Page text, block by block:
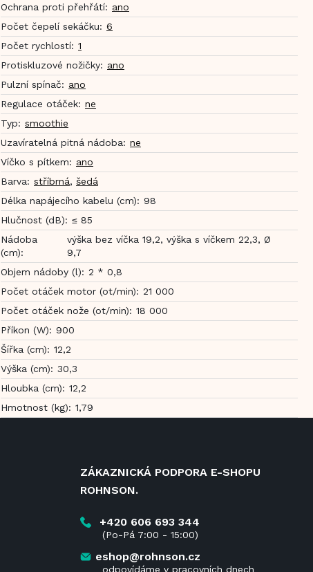
Ochrana proti přehřátí: ano
Počet čepelí sekáčku: 6
Počet rychlostí: 1
Protiskluzové nožičky: ano
Pulzní spínač: ano
Regulace otáček: ne
Typ: smoothie
Uzavíratelná pitná nádoba: ne
Víčko s pítkem: ano
Barva: stříbrná, šedá
Délka napájecího kabelu (cm): 98
Hlučnost (dB): ≤ 85
Nádoba
(cm):
výška bez víčka 19,2, výška s víčkem 22,3, Ø
9,7
Objem nádoby (l): 2 * 0,8
Počet otáček motor (ot/min): 21 000
Počet otáček nože (ot/min): 18 000
Příkon (W): 900
Šířka (cm): 12,2
Výška (cm): 30,3
Hloubka (cm): 12,2
Hmotnost (kg): 1,79
ZÁKAZNICKÁ PODPORA E-SHOPU
ROHNSON.
+420 606 693 344
(Po-Pá 7:00 - 15:00)
eshop@rohnson.cz
odpovídáme v pracovních dnech